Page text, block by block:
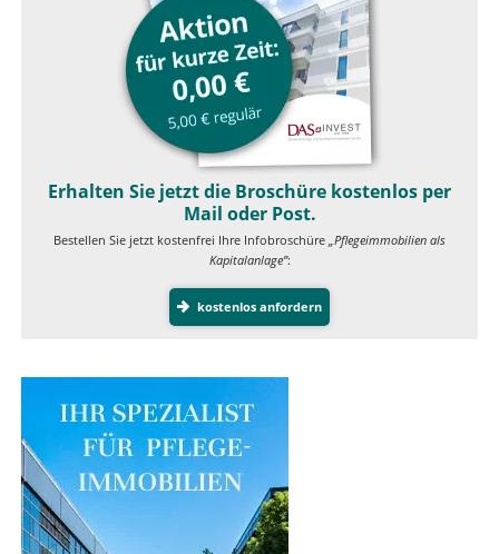
Erhalten Sie jetzt die Broschüre kostenlos per
Mail oder Post.
Bestellen Sie jetzt kostenfrei Ihre Infobroschüre „Pflegeimmobilien als
Kapitalanlage”:
kostenlos anfordern